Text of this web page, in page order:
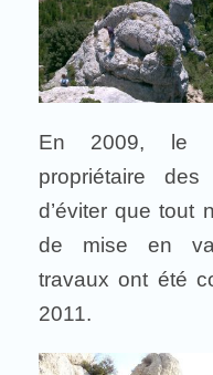
En 2009, le
propriétaire
d’éviter que tout
de mise en
travaux ont été
2011.